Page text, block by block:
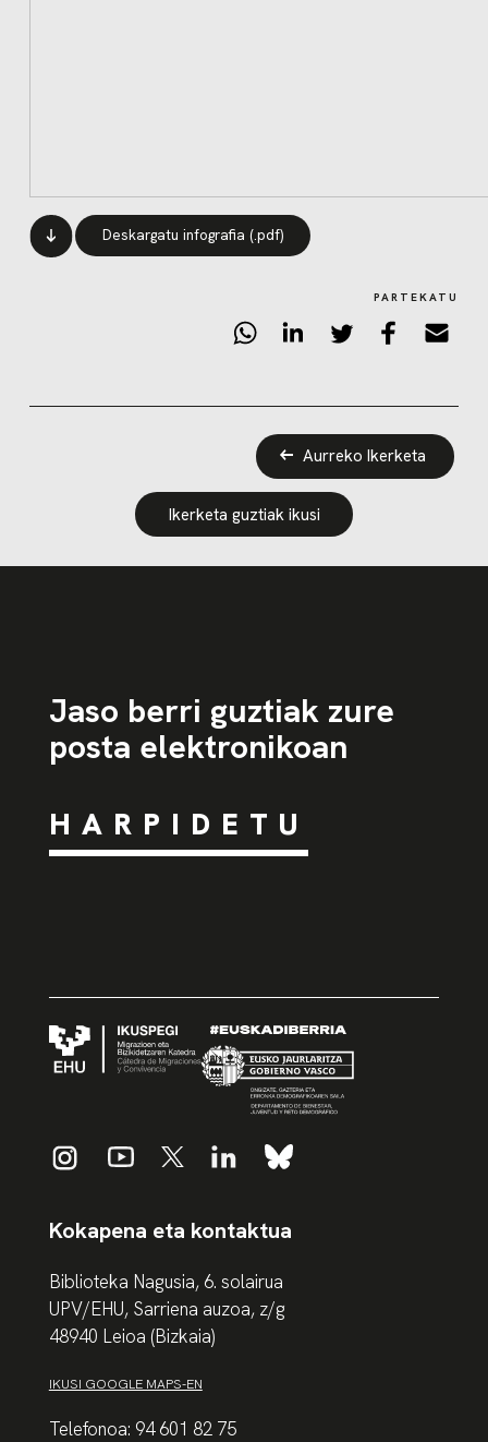
Deskargatu infografia (.pdf)
PARTEKATU
Aurreko Ikerketa
Ikerketa guztiak ikusi
Jaso berri guztiak zure
posta elektronikoan
HARPIDETU
Kokapena eta kontaktua
Biblioteka Nagusia, 6. solairua
UPV/EHU, Sarriena auzoa, z/g
48940 Leioa (Bizkaia)
IKUSI GOOGLE MAPS-EN
Telefonoa: 94 601 82 75